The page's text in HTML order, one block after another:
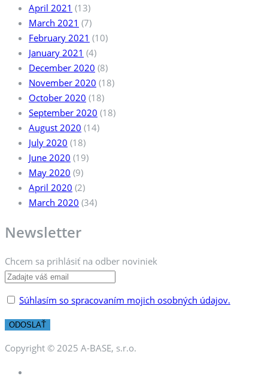
April 2021 (13)
March 2021 (7)
February 2021 (10)
January 2021 (4)
December 2020 (8)
November 2020 (18)
October 2020 (18)
September 2020 (18)
August 2020 (14)
July 2020 (18)
June 2020 (19)
May 2020 (9)
April 2020 (2)
March 2020 (34)
Newsletter
Chcem sa prihlásiť na odber noviniek
Súhlasím so spracovaním mojich osobných údajov.
Copyright © 2025 A-BASE, s.r.o.